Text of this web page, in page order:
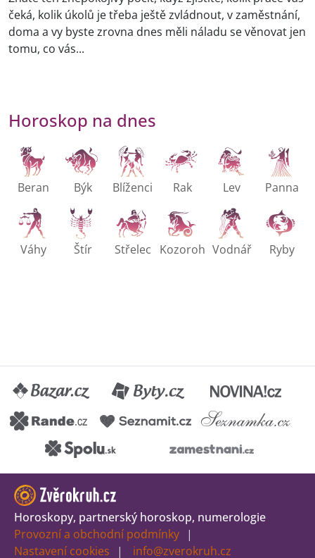
Horoskopy, partnerský horoskop, numerologie
Provozní a obchodní podmínky
Nastavení cookies
info@zverokruh.cz